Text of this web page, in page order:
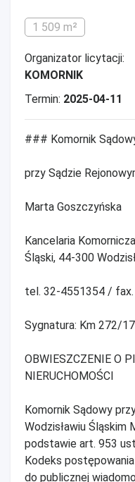
1 509 m²
Organizator licytacji:
KOMORNIK
Termin: 2025-04-11
### Komornik
przy Sądzie
Marta Goszczyńska
Kancelaria
Śląski, 44-300
tel. 32-4551354 / fax.
Sygnatura: Km 272/17
OBWIESZCZENIE O
NIERUCHOMOŚCI
Komornik Sądowy
Wodzisławiu Śląskim
podstawie art. 953
Kodeks
do publicznej